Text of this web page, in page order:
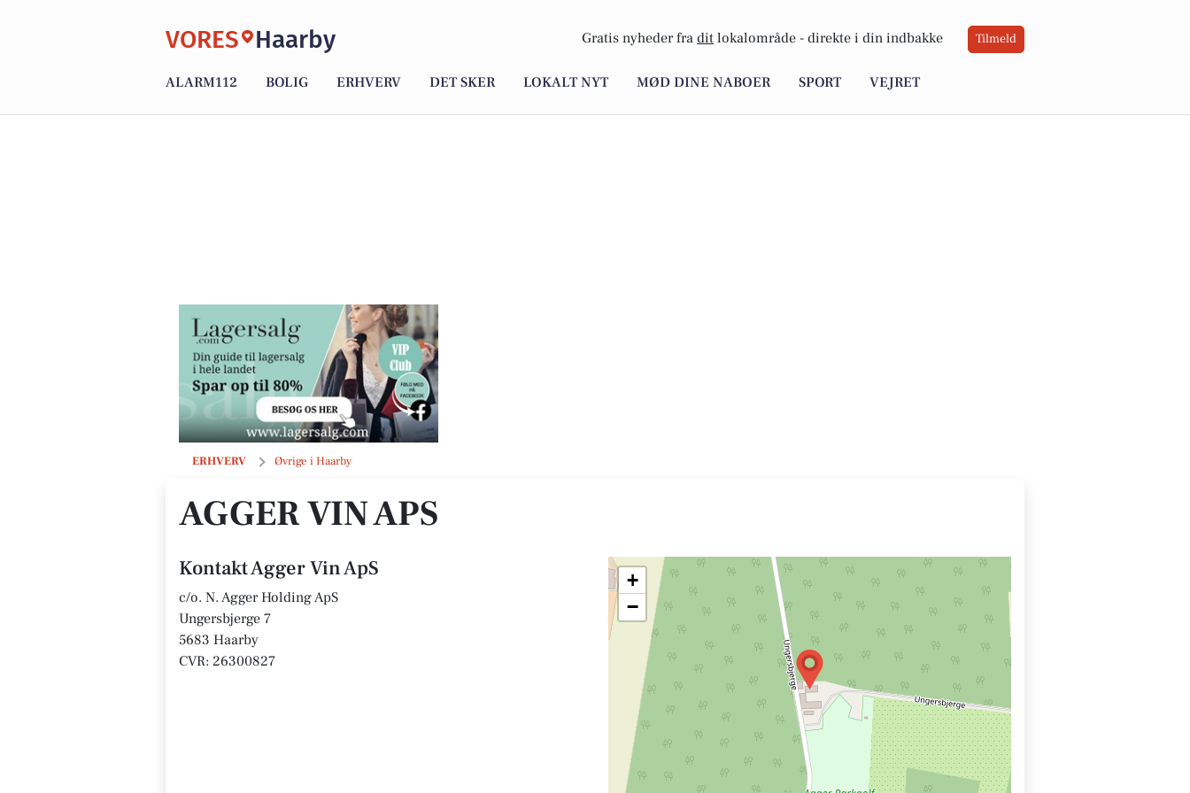
VORES Haarby Gratis nyheder fra dit lokalområde - direkte i din indbakke Tilmeld
ALARM112 BOLIG ERHVERV DET SKER LOKALT NYT MØD DINE NABOER SPORT VEJRET
ERHVERV Øvrige i Haarby
Agger Vin ApS
AGGER VIN APS
Kontakt Agger Vin ApS
c/o. N. Agger Holding ApS
Ungersbjerge 7
5683 Haarby
CVR: 26300827
+
−